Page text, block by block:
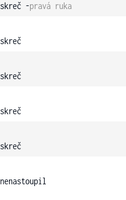
skreč -pravá ruka
skreč
skreč
skreč
skreč
nenastoupil